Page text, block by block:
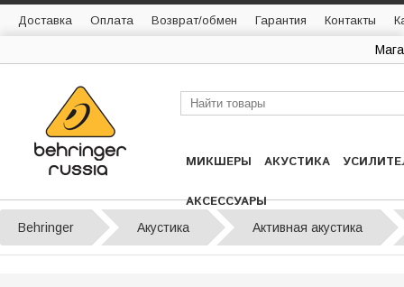
Доставка Оплата Возврат/обмен Гарантия Контакты
МИКШЕРЫ АКУСТИКА
АКСЕССУАРЫ
Behringer Акустика Активная акустика